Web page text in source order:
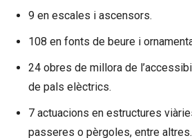
9 en escales i ascensors.
108 en fonts de beure i
24 obres de millora de
de pals elèctrics.
7 actuacions en estructures
passeres o pèrgoles, entre altres.